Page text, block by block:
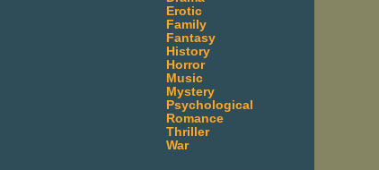
Erotic
Family
Fantasy
History
Horror
Music
Mystery
Psychological
Romance
Thriller
War